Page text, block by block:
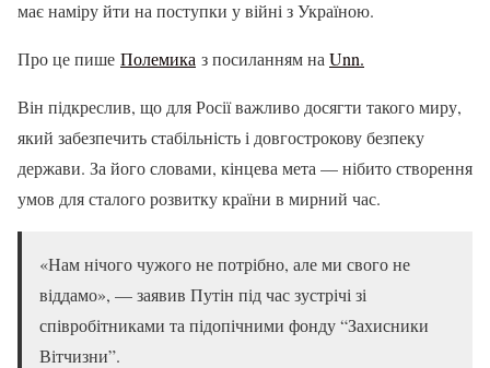
має наміру йти на поступки у війні з Україною.
Про це пише Полемика з посиланням на Unn.
Він підкреслив, що для Росії важливо досягти такого миру,
який забезпечить стабільність і довгострокову безпеку
держави. За його словами, кінцева мета — нібито створення
умов для сталого розвитку країни в мирний час.
«Нам нічого чужого не потрібно, але ми свого не
віддамо», — заявив Путін під час зустрічі зі
співробітниками та підопічними фонду “Захисники
Вітчизни”.